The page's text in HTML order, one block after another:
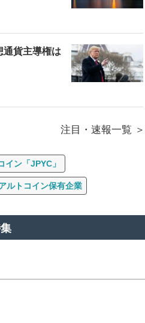
通貨主導権は
注目・速報一覧
イン「JPYC」
ルトコイン保有企業